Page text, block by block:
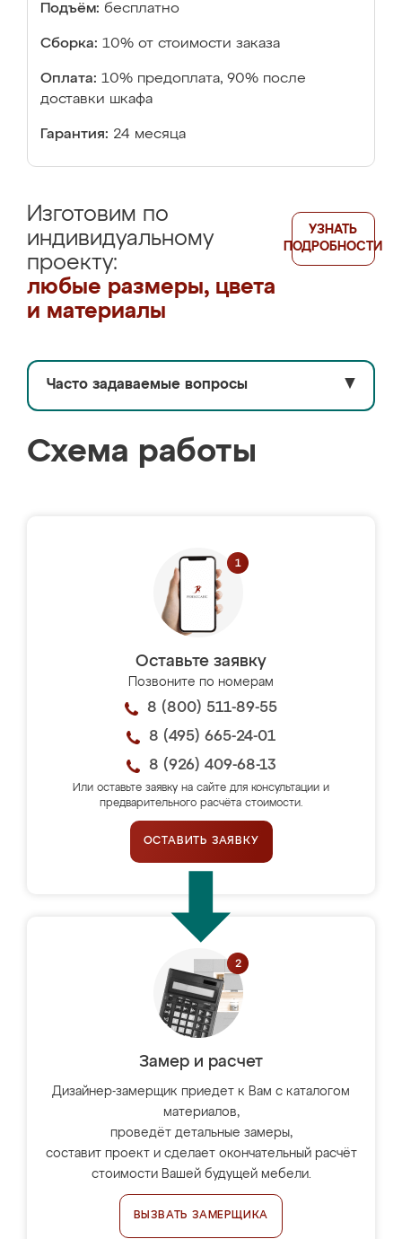
Подъём: бесплатно
Сборка: 10% от стоимости заказа
Оплата: 10% предоплата, 90% после
доставки шкафа
Гарантия: 24 месяца
Изготовим по
индивидуальному
проекту:
любые размеры, цвета
и материалы
УЗНАТЬ
ПОДРОБНОСТИ
Часто задаваемые вопросы ▼
Схема работы
Оставьте заявку
Позвоните по номерам
8 (800) 511-89-55
8 (495) 665-24-01
8 (926) 409-68-13
Или оставьте заявку на сайте для консультации и
предварительного расчёта стоимости.
ОСТАВИТЬ ЗАЯВКУ
Замер и расчет
Дизайнер-замерщик приедет к Вам с каталогом
материалов,
проведёт детальные замеры,
составит проект и сделает окончательный расчёт
стоимости Вашей будущей мебели.
ВЫЗВАТЬ ЗАМЕРЩИКА